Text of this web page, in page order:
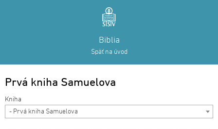
Biblia
Späť na úvod
Prvá kniha Samuelova
- Prvá kniha Samuelova